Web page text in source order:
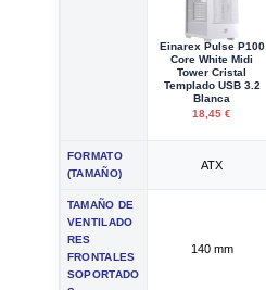
Einarex Pulse P100
Core White Midi
Tower Cristal
Templado USB 3.2
Blanca
18,45 €
FORMATO
(TAMAÑO)
ATX
TAMAÑO DE
VENTILADO
RES
FRONTALES
SOPORTADO
140 mm